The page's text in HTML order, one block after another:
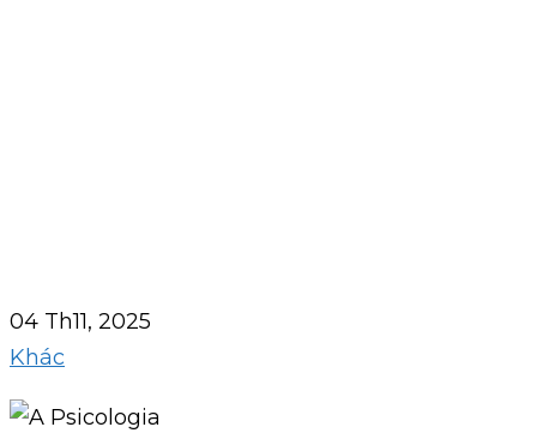
04 Th11, 2025
Khác